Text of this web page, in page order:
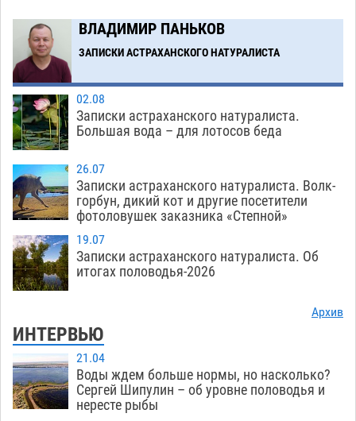
18:57
В Астрахани впервые открыли смену по
теории игр
ВЛАДИМИР ПАНЬКОВ
ЗАПИСКИ АСТРАХАНСКОГО НАТУРАЛИСТА
02.08
Записки астраханского натуралиста.
Большая вода – для лотосов беда
26.07
Записки астраханского натуралиста. Волк-
горбун, дикий кот и другие посетители
фотоловушек заказника «Степной»
19.07
Записки астраханского натуралиста. Об
итогах половодья-2026
Архив
ИНТЕРВЬЮ
21.04
Воды ждем больше нормы, но насколько?
Сергей Шипулин – об уровне половодья и
нересте рыбы